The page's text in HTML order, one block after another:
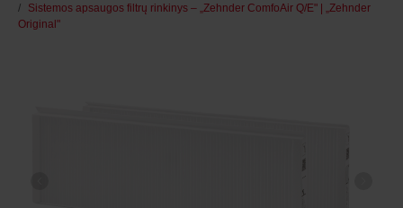
Sistemos apsaugos filtrų rinkinys – „Zehnder ComfoAir Q/E" | „Zehnder
Original"